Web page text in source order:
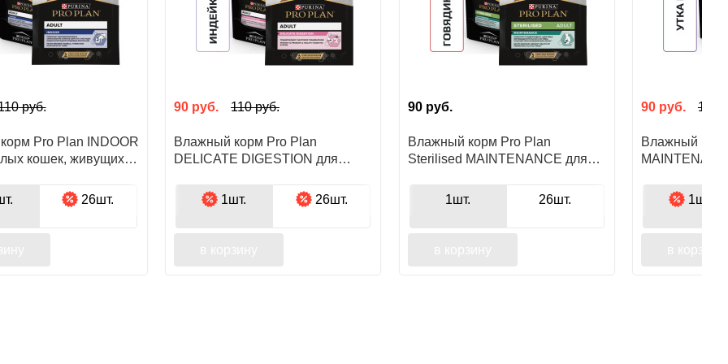
руб.
Pro Plan INDOOR
кошек, живущих
26шт.
90 руб. 110руб.
Влажный корм Pro Plan
DELICATE DIGESTION для
чувствительным пищеварением,
с индейкой в соусе
1шт. 26шт.
90руб.
Влажный корм Pro Plan
Sterilised MAINTENANCE для
кошек, с говядиной в соусе
1шт. 26шт.
90 руб. 110
Влажный
1шт.